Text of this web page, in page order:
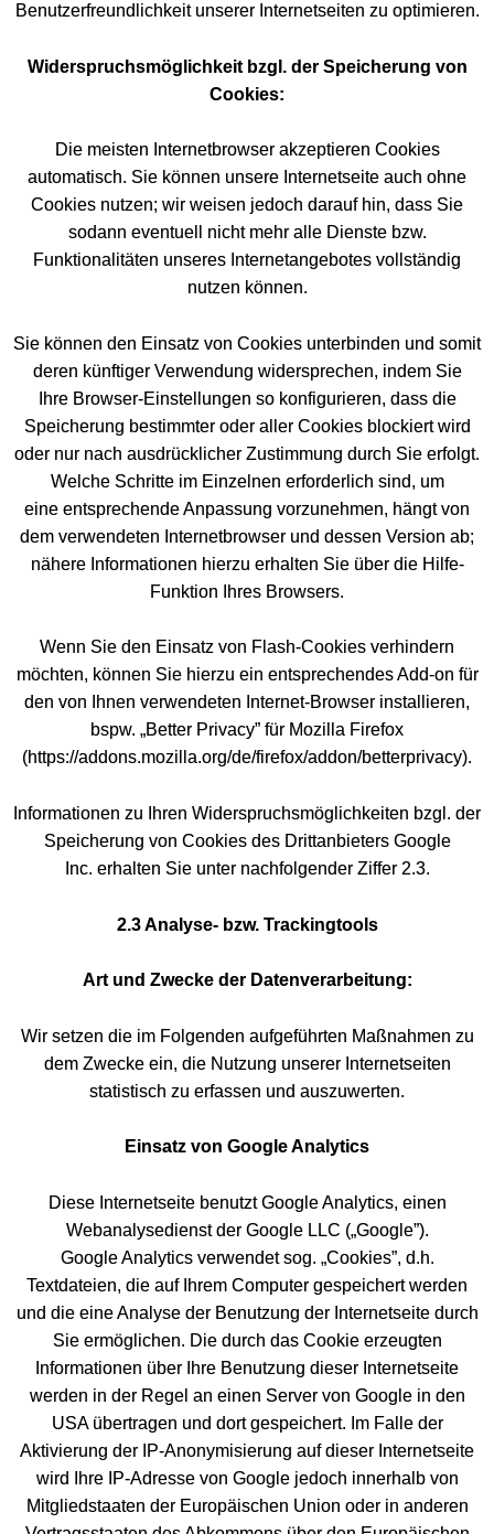
Benutzerfreundlichkeit unserer Internetseiten zu optimieren.
Widerspruchsmöglichkeit bzgl. der Speicherung von
Cookies:
Die meisten Internetbrowser akzeptieren Cookies
automatisch. Sie können unsere Internetseite auch ohne
Cookies nutzen; wir weisen jedoch darauf hin, dass Sie
sodann eventuell nicht mehr alle Dienste bzw.
Funktionalitäten unseres Internetangebotes vollständig
nutzen können.
Sie können den Einsatz von Cookies unterbinden und somit
deren künftiger Verwendung widersprechen, indem Sie
Ihre Browser-Einstellungen so konfigurieren, dass die
Speicherung bestimmter oder aller Cookies blockiert wird
oder nur nach ausdrücklicher Zustimmung durch Sie erfolgt.
Welche Schritte im Einzelnen erforderlich sind, um
eine entsprechende Anpassung vorzunehmen, hängt von
dem verwendeten Internetbrowser und dessen Version ab;
nähere Informationen hierzu erhalten Sie über die Hilfe-
Funktion Ihres Browsers.
Wenn Sie den Einsatz von Flash-Cookies verhindern
möchten, können Sie hierzu ein entsprechendes Add-on für
den von Ihnen verwendeten Internet-Browser installieren,
bspw. „Better Privacy” für Mozilla Firefox
(https://addons.mozilla.org/de/firefox/addon/betterprivacy).
Informationen zu Ihren Widerspruchsmöglichkeiten bzgl. der
Speicherung von Cookies des Drittanbieters Google
Inc. erhalten Sie unter nachfolgender Ziffer 2.3.
2.3 Analyse- bzw. Trackingtools
Art und Zwecke der Datenverarbeitung:
Wir setzen die im Folgenden aufgeführten Maßnahmen zu
dem Zwecke ein, die Nutzung unserer Internetseiten
statistisch zu erfassen und auszuwerten.
Einsatz von Google Analytics
Diese Internetseite benutzt Google Analytics, einen
Webanalysedienst der Google LLC („Google”).
Google Analytics verwendet sog. „Cookies”, d.h.
Textdateien, die auf Ihrem Computer gespeichert werden
und die eine Analyse der Benutzung der Internetseite durch
Sie ermöglichen. Die durch das Cookie erzeugten
Informationen über Ihre Benutzung dieser Internetseite
werden in der Regel an einen Server von Google in den
USA übertragen und dort gespeichert. Im Falle der
Aktivierung der IP-Anonymisierung auf dieser Internetseite
wird Ihre IP-Adresse von Google jedoch innerhalb von
Mitgliedstaaten der Europäischen Union oder in anderen